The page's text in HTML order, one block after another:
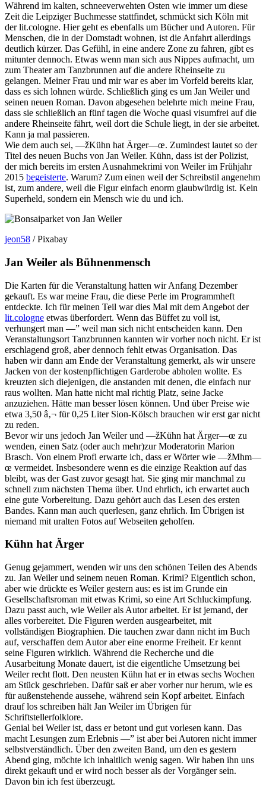
Während im kalten, schneeverwehten Osten wie immer um diese
Zeit die Leipziger Buchmesse stattfindet, schmückt sich Köln mit
der lit.cologne. Hier geht es ebenfalls um Bücher und Autoren. Für
Menschen, die in der Domstadt wohnen, ist die Anfahrt allerdings
deutlich kürzer. Das Gefühl, in eine andere Zone zu fahren, gibt es
mitunter dennoch. Etwas wenn man sich aus Nippes aufmacht, um
zum Theater am Tanzbrunnen auf die andere Rheinseite zu
gelangen. Meiner Frau und mir war es aber im Vorfeld bereits klar,
dass es sich lohnen würde. Schließlich ging es um Jan Weiler und
seinen neuen Roman. Davon abgesehen belehrte mich meine Frau,
dass sie schließlich an fünf tagen die Woche quasi visumfrei auf die
andere Rheinseite fährt, weil dort die Schule liegt, in der sie arbeitet.
Kann ja mal passieren.
Wie dem auch sei, —žKühn hat Ärger—œ. Zumindest lautet so der
Titel des neuen Buchs von Jan Weiler. Kühn, dass ist der Polizist,
der mich bereits im ersten Ausnahmekrimi von Weiler im Frühjahr
2015 begeisterte. Warum? Zum einen weil der Schreibstil angenehm
ist, zum andere, weil die Figur einfach enorm glaubwürdig ist. Kein
Superheld, sondern ein Mensch wie du und ich.
jeon58 / Pixabay
Jan Weiler als Bühnenmensch
Die Karten für die Veranstaltung hatten wir Anfang Dezember
gekauft. Es war meine Frau, die diese Perle im Programmheft
entdeckte. Ich für meinen Teil war dies Mal mit dem Angebot der
lit.cologne etwas überfordert. Wenn das Büffet zu voll ist,
verhungert man —” weil man sich nicht entscheiden kann. Den
Veranstaltungsort Tanzbrunnen kannten wir vorher noch nicht. Er ist
erschlagend groß, aber dennoch fehlt etwas Organisation. Das
haben wir dann am Ende der Veranstaltung gemerkt, als wir unsere
Jacken von der kostenpflichtigen Garderobe abholen wollte. Es
kreuzten sich diejenigen, die anstanden mit denen, die einfach nur
raus wollten. Man hatte nicht mal richtig Platz, seine Jacke
anzuziehen. Hätte man besser lösen können. Und über Preise wie
etwa 3,50 â‚¬ für 0,25 Liter Sion-Kölsch brauchen wir erst gar nicht
zu reden.
Bevor wir uns jedoch Jan Weiler und —žKühn hat Ärger—œ zu
wenden, einen Satz (oder auch mehr)zur Moderatorin Marion
Brasch. Von einem Profi erwarte ich, dass er Wörter wie —žMhm—
œ vermeidet. Insbesondere wenn es die einzige Reaktion auf das
bleibt, was der Gast zuvor gesagt hat. Sie ging mir manchmal zu
schnell zum nächsten Thema über. Und ehrlich, ich erwartet auch
eine gute Vorbereitung. Dazu gehört auch das Lesen des ersten
Bandes. Kann man auch querlesen, ganz ehrlich. Im Übrigen ist
niemand mit uralten Fotos auf Webseiten geholfen.
Kühn hat Ärger
Genug gejammert, wenden wir uns den schönen Teilen des Abends
zu. Jan Weiler und seinem neuen Roman. Krimi? Eigentlich schon,
aber wie drückte es Weiler gestern aus: es ist im Grunde ein
Gesellschaftsroman mit etwas Krimi, so eine Art Schluckimpfung.
Dazu passt auch, wie Weiler als Autor arbeitet. Er ist jemand, der
alles vorbereitet. Die Figuren werden ausgearbeitet, mit
vollständigen Biographien. Die tauchen zwar dann nicht im Buch
auf, verschaffen dem Autor aber eine enorme Freiheit. Er kennt
seine Figuren wirklich. Während die Recherche und die
Ausarbeitung Monate dauert, ist die eigentliche Umsetzung bei
Weiler recht flott. Den neusten Kühn hat er in etwas sechs Wochen
am Stück geschrieben. Dafür saß er aber vorher nur herum, wie es
für außenstehende aussehe, während sein Kopf arbeitet. Einfach
drauf los schreiben hält Jan Weiler im Übrigen für
Schriftstellerfolklore.
Genial bei Weiler ist, dass er betont und gut vorlesen kann. Das
macht Lesungen zum Erlebnis —” ist aber bei Autoren nicht immer
selbstverständlich. Über den zweiten Band, um den es gestern
Abend ging, möchte ich inhaltlich wenig sagen. Wir haben ihn uns
direkt gekauft und er wird noch besser als der Vorgänger sein.
Davon bin ich fest überzeugt.